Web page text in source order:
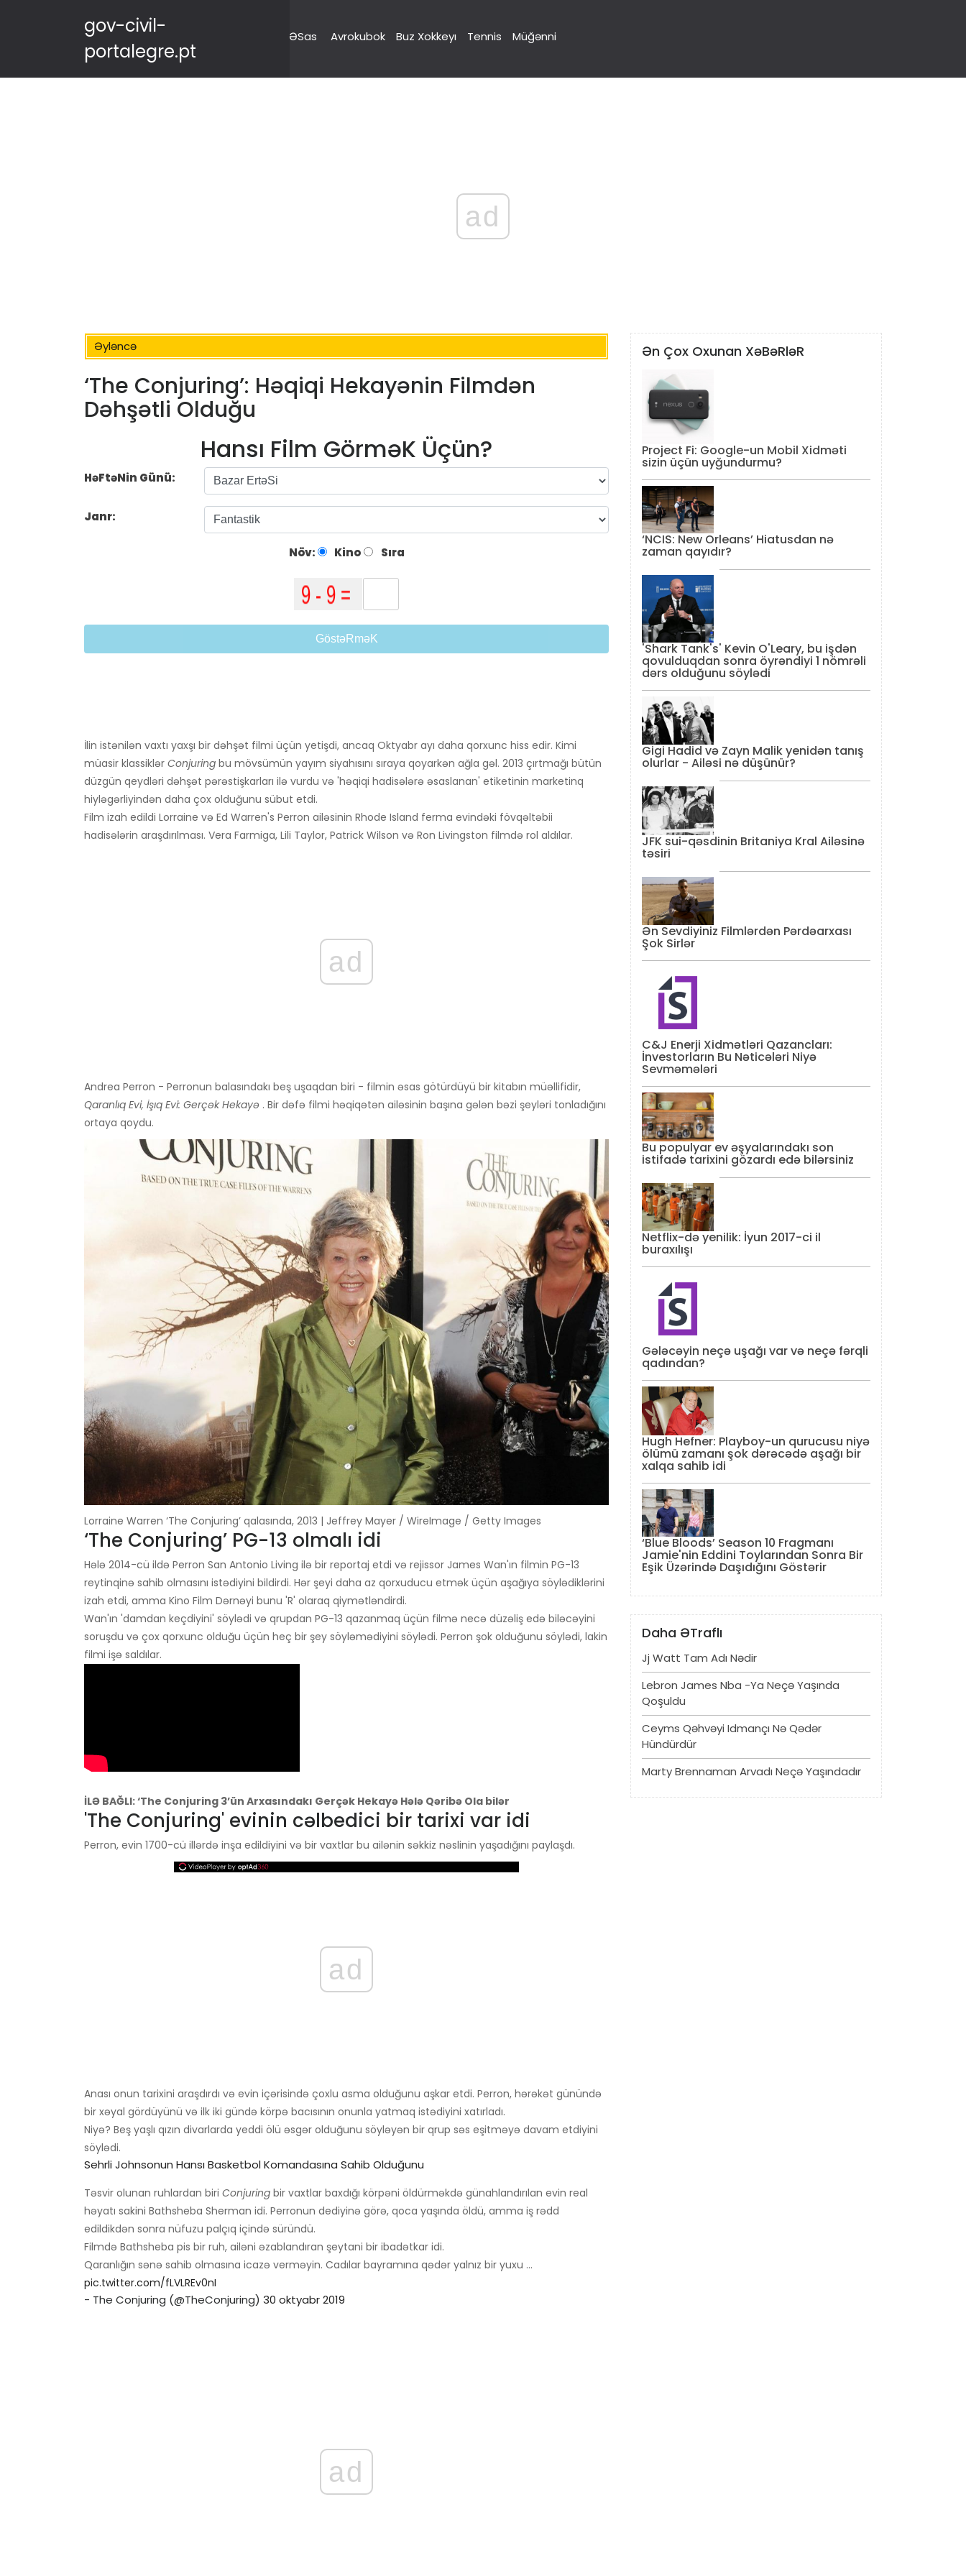
gov-civil-
portalegre.pt
ƏSas Avrokubok Buz Xokkeyı Tennis Müğənni
ad
Əyləncə
‘The Conjuring’: Həqiqi Hekayənin Filmdən
Dəhşətli Olduğu
Hansı Film GörməK Üçün?
HəFtəNin Günü:
Janr:
Növ: Kino Sıra
GöstəRməK
İlin istənilən vaxtı yaxşı bir dəhşət filmi üçün yetişdi, ancaq Oktyabr ayı daha qorxunc hiss edir. Kimi
müasir klassiklər Conjuring bu mövsümün yayım siyahısını sıraya qoyarkən ağla gəl. 2013 çırtmağı bütün
düzgün qeydləri dəhşət pərəstişkarları ilə vurdu və 'həqiqi hadisələrə əsaslanan' etiketinin marketinq
hiyləgərliyindən daha çox olduğunu sübut etdi.
Film izah edildi Lorraine və Ed Warren's Perron ailəsinin Rhode Island ferma evindəki fövqəltəbii
hadisələrin araşdırılması. Vera Farmiga, Lili Taylor, Patrick Wilson və Ron Livingston filmdə rol aldılar.
ad
Andrea Perron - Perronun balasındakı beş uşaqdan biri - filmin əsas götürdüyü bir kitabın müəllifidir,
Qaranlıq Evi, İşıq Evi: Gerçək Hekayə . Bir dəfə filmi həqiqətən ailəsinin başına gələn bəzi şeyləri tonladığını
ortaya qoydu.
Lorraine Warren ‘The Conjuring’ qalasında, 2013 | Jeffrey Mayer / WireImage / Getty Images
‘The Conjuring’ PG-13 olmalı idi
Hələ 2014-cü ildə Perron San Antonio Living ilə bir reportaj etdi və rejissor James Wan'ın filmin PG-13
reytinqinə sahib olmasını istədiyini bildirdi. Hər şeyi daha az qorxuducu etmək üçün aşağıya söylədiklərini
izah etdi, amma Kino Film Dərnəyi bunu 'R' olaraq qiymətləndirdi.
Wan'ın 'damdan keçdiyini' söylədi və qrupdan PG-13 qazanmaq üçün filmə necə düzəliş edə biləcəyini
soruşdu və çox qorxunc olduğu üçün heç bir şey söyləmədiyini söylədi. Perron şok olduğunu söylədi, lakin
filmi işə saldılar.
İLƏ BAĞLI: ‘The Conjuring 3’ün Arxasındakı Gerçək Hekayə Hələ Qəribə Ola bilər
'The Conjuring' evinin cəlbedici bir tarixi var idi
Perron, evin 1700-cü illərdə inşa edildiyini və bir vaxtlar bu ailənin səkkiz nəslinin yaşadığını paylaşdı.
ad
Anası onun tarixini araşdırdı və evin içərisində çoxlu asma olduğunu aşkar etdi. Perron, hərəkət günündə
bir xəyal gördüyünü və ilk iki gündə körpə bacısının onunla yatmaq istədiyini xatırladı.
Niyə? Beş yaşlı qızın divarlarda yeddi ölü əsgər olduğunu söyləyən bir qrup səs eşitməyə davam etdiyini
söylədi.
Sehrli Johnsonun Hansı Basketbol Komandasına Sahib Olduğunu
Təsvir olunan ruhlardan biri Conjuring bir vaxtlar baxdığı körpəni öldürməkdə günahlandırılan evin real
həyatı sakini Bathsheba Sherman idi. Perronun dediyinə görə, qoca yaşında öldü, amma iş rədd
edildikdən sonra nüfuzu palçıq içində süründü.
Filmdə Bathsheba pis bir ruh, ailəni əzablandıran şeytani bir ibadətkar idi.
Qaranlığın sənə sahib olmasına icazə verməyin. Cadılar bayramına qədər yalnız bir yuxu ...
pic.twitter.com/fLVLREv0nI
- The Conjuring (@TheConjuring) 30 oktyabr 2019
ad
Ən Çox Oxunan XəBəRləR
Project Fi: Google-un Mobil Xidməti
sizin üçün uyğundurmu?
‘NCIS: New Orleans’ Hiatusdan nə
zaman qayıdır?
'Shark Tank's' Kevin O'Leary, bu işdən
qovulduqdan sonra öyrəndiyi 1 nömrəli
dərs olduğunu söylədi
Gigi Hadid və Zayn Malik yenidən tanış
olurlar - Ailəsi nə düşünür?
JFK sui-qəsdinin Britaniya Kral Ailəsinə
təsiri
Ən Sevdiyiniz Filmlərdən Pərdəarxası
Şok Sirlər
C&J Enerji Xidmətləri Qazancları:
İnvestorların Bu Nəticələri Niyə
Sevməmələri
Bu populyar ev əşyalarındakı son
istifadə tarixini gözardı edə bilərsiniz
Netflix-də yenilik: İyun 2017-ci il
buraxılışı
Gələcəyin neçə uşağı var və neçə fərqli
qadından?
Hugh Hefner: Playboy-un qurucusu niyə
ölümü zamanı şok dərəcədə aşağı bir
xalqa sahib idi
‘Blue Bloods’ Season 10 Fragmanı
Jamie'nin Eddini Toylarından Sonra Bir
Eşik Üzərində Daşıdığını Göstərir
Daha ƏTraflı
Jj Watt Tam Adı Nədir
Lebron James Nba -ya Neçə Yaşında
Qoşuldu
Ceyms Qəhvəyi Idmançı Nə Qədər
Hündürdür
Marty Brennaman Arvadı Neçə Yaşındadır